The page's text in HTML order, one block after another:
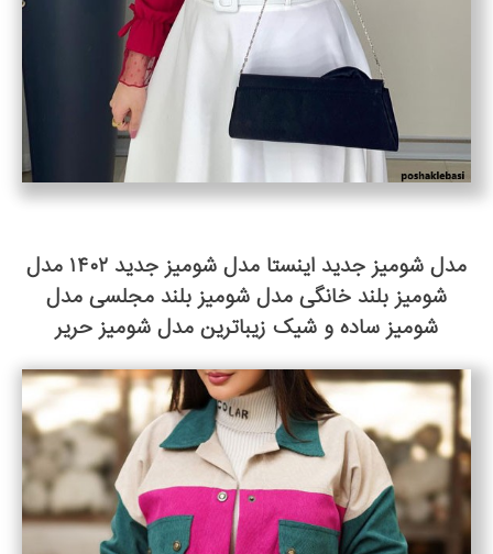
مدل شومیز جدید اینستا مدل شومیز جدید ۱۴۰۲ مدل
شومیز بلند خانگی مدل شومیز بلند مجلسی مدل
شومیز ساده و شیک زیباترین مدل شومیز حریر